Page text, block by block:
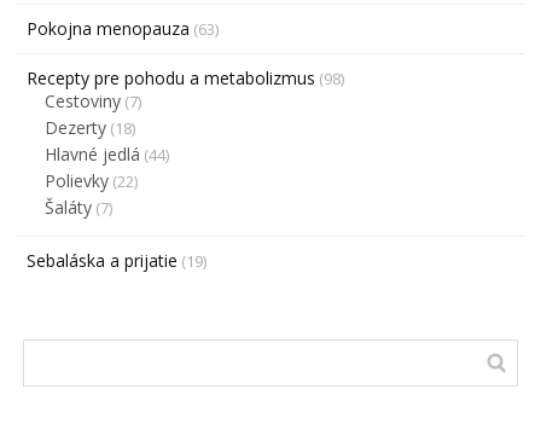
Pokojna menopauza (63)
Recepty pre pohodu a metabolizmus (98)
Cestoviny (7)
Dezerty (18)
Hlavné jedlá (44)
Polievky (22)
Šaláty (7)
Sebaláska a prijatie (19)